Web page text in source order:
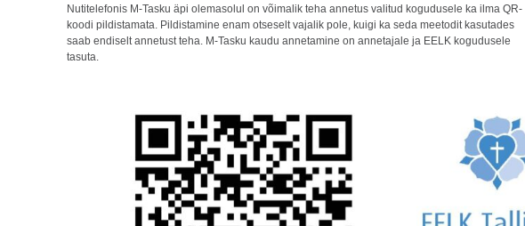
Nutitelefonis M-Tasku äpi olemasolul on võimalik teha annetus valitud kogudusele ka ilma QR-
koodi pildistamata. Pildistamine enam otseselt vajalik pole, kuigi ka seda meetodit kasutades
saab endiselt annetust teha. M-Tasku kaudu annetamine on annetajale ja EELK kogudusele
tasuta.